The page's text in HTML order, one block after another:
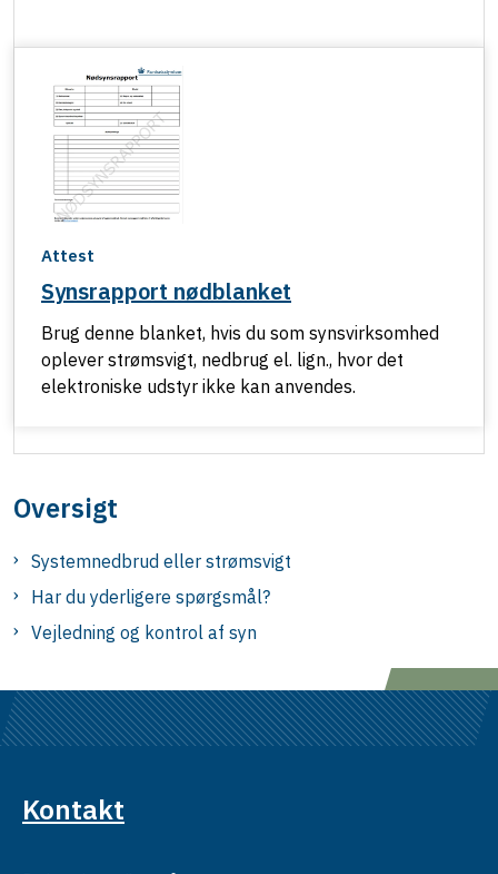
Attest
Synsrapport nødblanket
Brug denne blanket, hvis du som synsvirksomhed
oplever strømsvigt, nedbrug el. lign., hvor det
elektroniske udstyr ikke kan anvendes.
Oversigt
Systemnedbrud eller strømsvigt
Har du yderligere spørgsmål?
Vejledning og kontrol af syn
Kontakt